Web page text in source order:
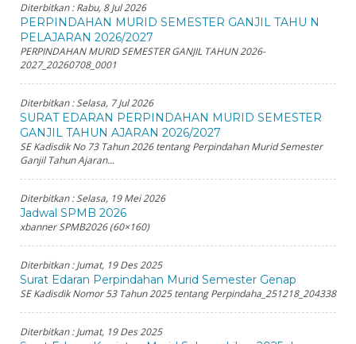
Diterbitkan :Rabu, 8 Jul 2026
PERPINDAHAN MURID SEMESTER GANJIL TAHU N
PELAJARAN 2026/2027
PERPINDAHAN MURID SEMESTER GANJIL TAHUN 2026-
2027_20260708_0001
Diterbitkan :Selasa, 7 Jul 2026
SURAT EDARAN PERPINDAHAN MURID SEMESTER
GANJIL TAHUN AJARAN 2026/2027
SE Kadisdik No 73 Tahun 2026 tentang Perpindahan Murid Semester
Ganjil Tahun Ajaran...
Diterbitkan :Selasa, 19 Mei 2026
Jadwal SPMB 2026
xbanner SPMB2026 (60×160)
Diterbitkan :Jumat, 19 Des 2025
Surat Edaran Perpindahan Murid Semester Genap
SE Kadisdik Nomor 53 Tahun 2025 tentang Perpindaha_251218_204338
Diterbitkan :Jumat, 19 Des 2025